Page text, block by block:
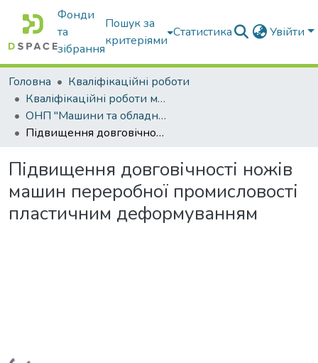
Фонди
та
зібрання
Пошук за
критеріями
Статистика Увійти
Головна
Кваліфікаційні роботи
Кваліфікаційні роботи магістрів
ОНП "Машини та обладнання сільськогосподарського виробництва"
Підвищення довговічності ножів машин переробної промисловості пластичним деформуванням
Підвищення довговічності ножів
машин переробної промисловості
пластичним деформуванням